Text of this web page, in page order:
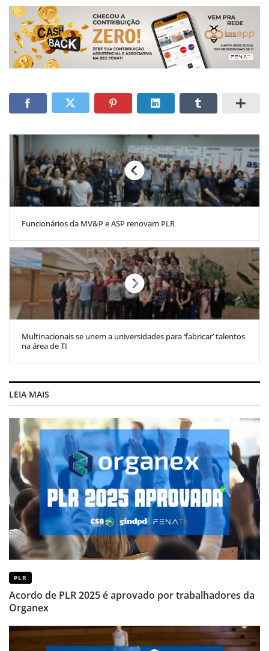
Funcionários da MV&P e ASP renovam PLR
Multinacionais se unem a universidades para ‘fabricar’ talentos
na área de TI
LEIA MAIS
PLR
Acordo de PLR 2025 é aprovado por trabalhadores da
Organex